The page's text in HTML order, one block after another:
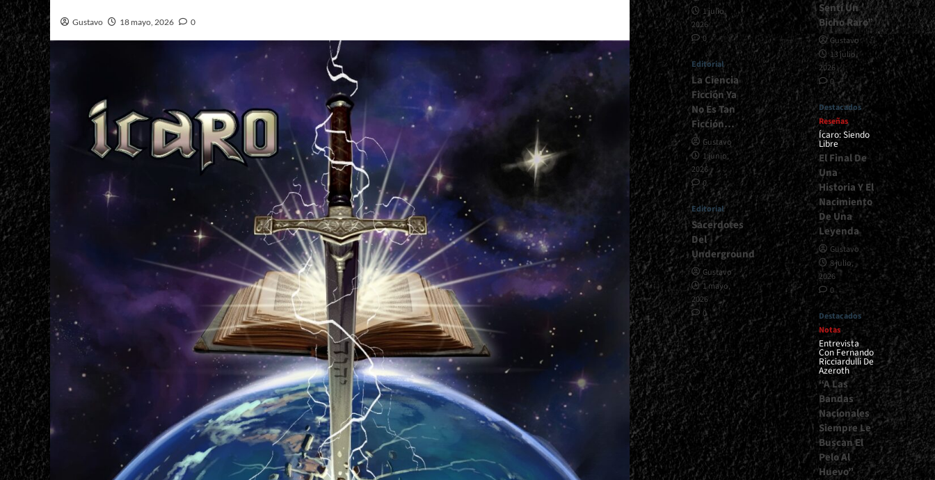
Gustavo 18 mayo, 2026 0
1 julio,
2026
0
Editorial
La Ciencia
Ficción Ya
No Es Tan
Ficción…
Gustavo
1 junio,
2026
0
Editorial
Sacerdotes
Del
Underground
Gustavo
1 mayo,
2026
0
Sentí Un
Bicho Raro”
Gustavo
13 julio,
2026
0
Destacados
Reseñas
Ícaro: Siendo
Libre
El Final De
Una
Historia Y El
Nacimiento
De Una
Leyenda
Gustavo
8 julio,
2026
0
Destacados
Notas
Entrevista
Con Fernando
Ricciardulli De
Azeroth
“A Las
Bandas
Nacionales
Siempre Le
Buscan El
Pelo Al
Huevo”